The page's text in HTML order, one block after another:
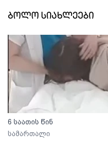
ბოლო სიახლეები
6 საათის წინ
სამართალი